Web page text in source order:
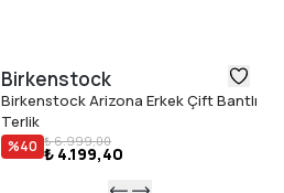
Birkenstock
Birkenstock Arizona Erkek Çift Bantlı
Terlik
%40 ₺ 6.999,00
₺ 4.199,40